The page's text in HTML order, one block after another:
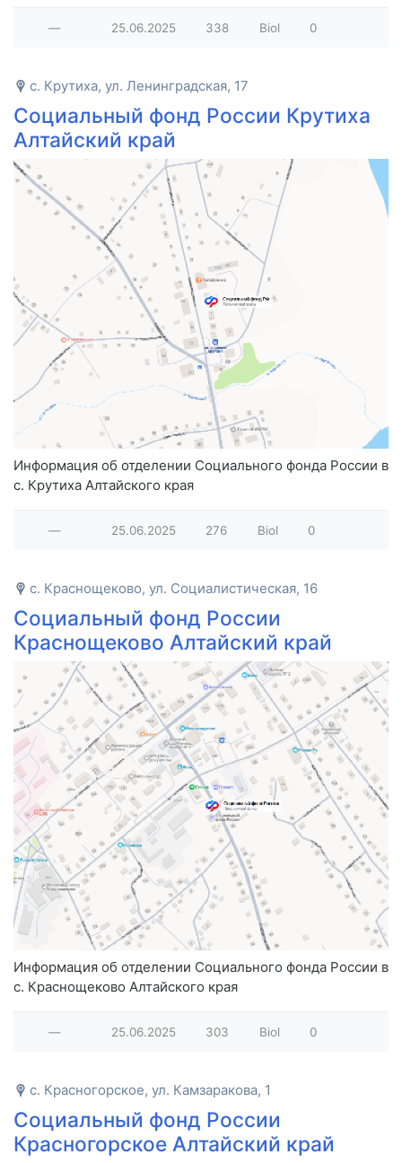
— 25.06.2025 338 Biol 0
с. Крутиха, ул. Ленинградская, 17
Социальный фонд России Крутиха
Алтайский край
Информация об отделении Социального фонда России в
с. Крутиха Алтайского края
— 25.06.2025 276 Biol 0
с. Краснощеково, ул. Социалистическая, 16
Социальный фонд России
Краснощеково Алтайский край
Информация об отделении Социального фонда России в
с. Краснощеково Алтайского края
— 25.06.2025 303 Biol 0
с. Красногорское, ул. Камзаракова, 1
Социальный фонд России
Красногорское Алтайский край